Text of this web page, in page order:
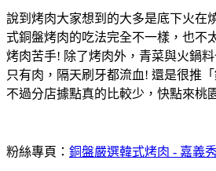
說到烤肉大家想到的大多是底下火在
式銅盤烤肉的吃法完全不一樣，也不
烤肉苦手! 除了烤肉外，青菜與火鍋
只有肉，隔天刷牙都流血! 還是很推
不過分店據點真的比較少，快點來桃
粉絲專頁： 銅盤嚴選韓式烤肉 - 嘉義